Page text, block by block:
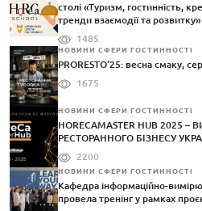
столі «Туризм, гостинність,
тренди взаємодії та розвитку»
1485
НОВИНИ СФЕРИ ГОСТИННОСТІ
PRORESTO’25: весна смаку,
1675
НОВИНИ СФЕРИ ГОСТИННОСТІ
HORECAMASTER HUB 2025
РЕСТОРАННОГО БІЗНЕСУ
2200
НОВИНИ СФЕРИ ГОСТИННОСТІ
Кафедра інформаційно-
провела тренінг у рамках